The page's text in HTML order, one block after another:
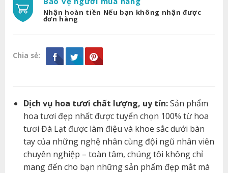
Nhận hoàn tiền Nếu bạn không nhận được
đơn hàng
Chia sẻ:
Dịch vụ hoa tươi chất lượng, uy tín:Sản phẩm
hoa tươi đẹp nhất được tuyển chọn 100% từ hoa
tươi Đà Lạt được làm điệu và khoe sắc dưới bàn
tay của những nghệ nhân cùng đội ngũ nhân viên
chuyên nghiệp – toàn tâm, chúng tôi không chỉ
mang đến cho bạn những sản phẩm đẹp mắt mà